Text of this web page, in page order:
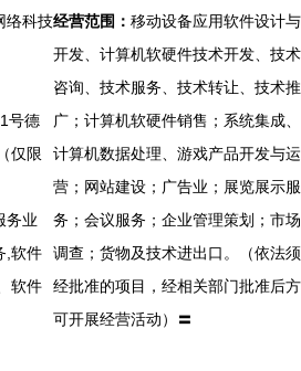
络科技
号德
仅限
务业
,软件
软件
经营范围： 移动设备应用软件设计与
开发、计算机软硬件技术开发、技术
咨询、技术服务、技术转让、技术推
广；计算机软硬件销售；系统集成、
计算机数据处理、游戏产品开发与运
营；网站建设；广告业；展览展示服
务；会议服务；企业管理策划；市场
调查；货物及技术进出口。（依法须
经批准的项目，经相关部门批准后方
可开展经营活动）〓